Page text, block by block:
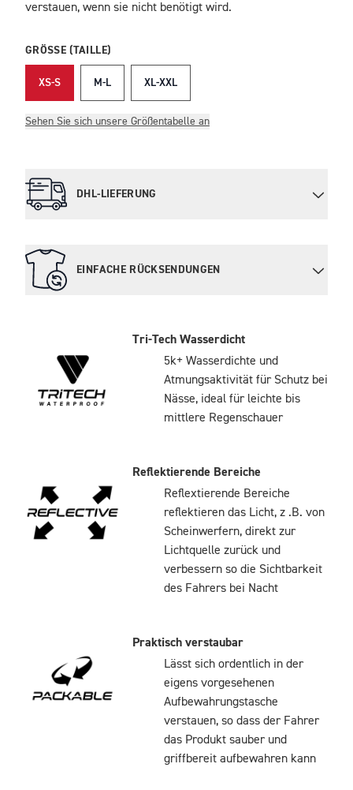
verstauen, wenn sie nicht benötigt wird.
GRÖSSE (TAILLE)
XS-S M-L XL-XXL
Sehen Sie sich unsere Größentabelle an
DHL-LIEFERUNG
EINFACHE RÜCKSENDUNGEN
Tri-Tech Wasserdicht
5k+ Wasserdichte und
Atmungsaktivität für Schutz bei
Nässe, ideal für leichte bis
mittlere Regenschauer
Reflektierende Bereiche
Reflextierende Bereiche
reflektieren das Licht, z .B. von
Scheinwerfern, direkt zur
Lichtquelle zurück und
verbessern so die Sichtbarkeit
des Fahrers bei Nacht
Praktisch verstaubar
Lässt sich ordentlich in der
eigens vorgesehenen
Aufbewahrungstasche
verstauen, so dass der Fahrer
das Produkt sauber und
griffbereit aufbewahren kann